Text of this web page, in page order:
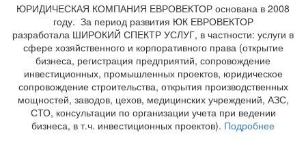
ЮРИДИЧЕСКАЯ КОМПАНИЯ ЕВРОВЕКТОР основана в 2008
году. За период развития ЮК ЕВРОВЕКТОР
разработала ШИРОКИЙ СПЕКТР УСЛУГ, в частности: услуги в
сфере хозяйственного и корпоративного права (открытие
бизнеса, регистрация предприятий, сопровождение
инвестиционных, промышленных проектов, юридическое
сопровождение строительства, открытия производственных
мощностей, заводов, цехов, медицинских учреждений, АЗС,
СТО, консультации по организации учета при ведении
бизнеса, в т.ч. инвестиционных проектов). Подробнее